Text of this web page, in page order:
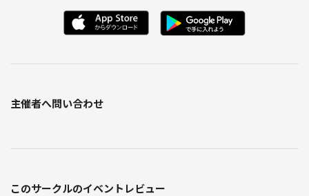
主催者へ問い合わせ
このサークルのイベントレビュー